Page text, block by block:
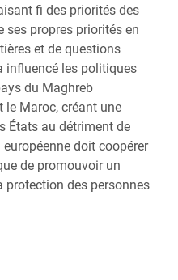
fi des priorités des
ses propres priorités en
et de questions
influencé les politiques
du Maghreb
le Maroc, créant une
États au détriment de
européenne doit coopérer
de promouvoir un
protection des personnes